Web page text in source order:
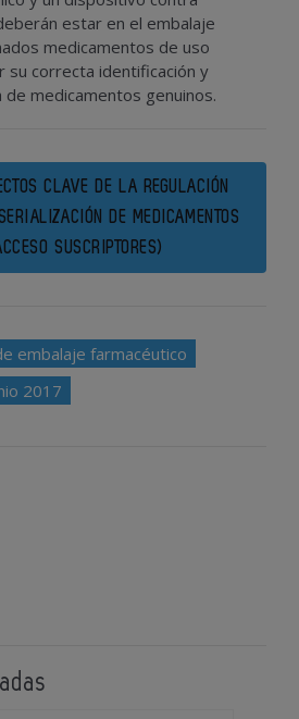
estar en el embalaje
medicamentos de uso
su correcta identificación y
medicamentos genuinos.
CLAVE DE LA REGULACIÓN
DE MEDICAMENTOS
SUSCRIPTORES)
embalaje farmacéutico
2017